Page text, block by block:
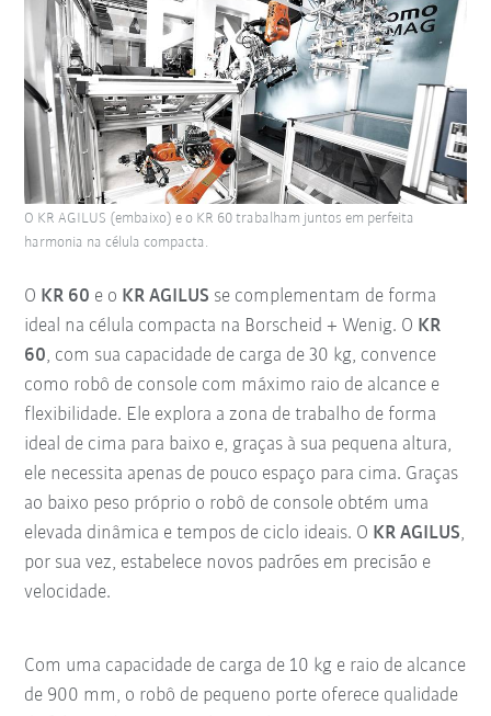
O KR 60 e o KR AGILUS se complementam de forma
ideal na célula compacta na Borscheid + Wenig. O KR
60, com sua capacidade de carga de 30 kg, convence
como robô de console com máximo raio de alcance e
flexibilidade. Ele explora a zona de trabalho de forma
ideal de cima para baixo e, graças à sua pequena altura,
ele necessita apenas de pouco espaço para cima. Graças
ao baixo peso próprio o robô de console obtém uma
elevada dinâmica e tempos de ciclo ideais. O KR AGILUS,
por sua vez, estabelece novos padrões em precisão e
velocidade.
O KR AGILUS (embaixo) e o KR 60 trabalham juntos em perfeita
harmonia na célula compacta.
Com uma capacidade de carga de 10 kg e raio de alcance
de 900 mm, o robô de pequeno porte oferece qualidade